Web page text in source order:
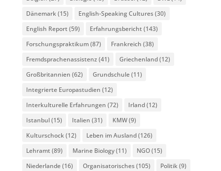
Dänemark (15) English-Speaking Cultures(30)
English Report (59) Erfahrungsbericht (143)
Forschungspraktikum(87) Frankreich (38)
Fremdsprachenassistenz(41) Griechenland(12)
Großbritannien (62) Grundschule(11)
Integrierte Europastudien (12)
Interkulturelle Erfahrungen (72) Irland(12)
Istanbul(15) Italien (31) KMW(9)
Kulturschock (12) Leben im Ausland(126)
Lehramt (89) Marine Biology(11) NGO(15)
Niederlande(16) Organisatorisches(105) Politik (9)